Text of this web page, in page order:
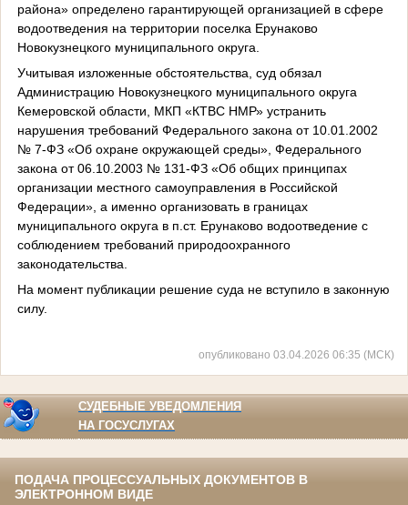
района» определено гарантирующей организацией в сфере
водоотведения на территории поселка Ерунаково
Новокузнецкого муниципального округа.
Учитывая изложенные обстоятельства, суд обязал
Администрацию Новокузнецкого муниципального округа
Кемеровской области, МКП «КТВС НМР» устранить
нарушения требований Федерального закона от 10.01.2002
№ 7-ФЗ «Об охране окружающей среды», Федерального
закона от 06.10.2003 № 131-ФЗ «Об общих принципах
организации местного самоуправления в Российской
Федерации», а именно организовать в границах
муниципального округа в п.ст. Ерунаково водоотведение с
соблюдением требований природоохранного
законодательства.
На момент публикации решение суда не вступило в законную
силу.
опубликовано 03.04.2026 06:35 (МСК)
СУДЕБНЫЕ УВЕДОМЛЕНИЯ
НА ГОСУСЛУГАХ
ПОДАЧА ПРОЦЕССУАЛЬНЫХ ДОКУМЕНТОВ В
ЭЛЕКТРОННОМ ВИДЕ